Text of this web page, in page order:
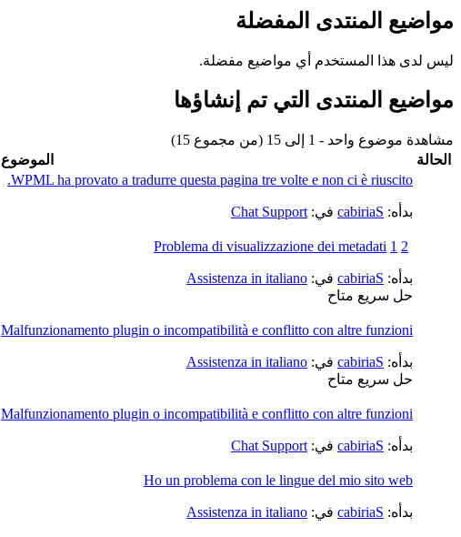
مواضيع المنتدى المفضلة
ليس لدى هذا المستخدم أي مواضيع مفضلة.
مواضيع المنتدى التي تم إنشاؤها
مشاهدة موضوع واحد - 1 إلى 15 (من مجموع 15)
الحالة
الموضوع
WPML ha provato a tradurre questa pagina tre volte e non ci è riuscito.
بدأه: cabiriaS في: Chat Support
Problema di visualizzazione dei metadati 1 2
بدأه: cabiriaS في: Assistenza in italiano
حل سريع متاح
Malfunzionamento plugin o incompatibilità e conflitto con altre funzioni
بدأه: cabiriaS في: Assistenza in italiano
حل سريع متاح
Malfunzionamento plugin o incompatibilità e conflitto con altre funzioni
بدأه: cabiriaS في: Chat Support
Ho un problema con le lingue del mio sito web
بدأه: cabiriaS في: Assistenza in italiano